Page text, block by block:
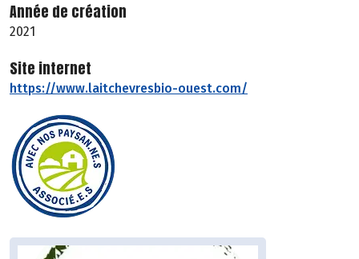
Année de création
2021
Site internet
https://www.laitchevresbio-ouest.com/